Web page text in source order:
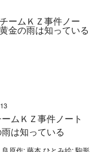
ムＫＺ事件ノート
は知っている
原作: 藤本 ひとみ絵: 駒形